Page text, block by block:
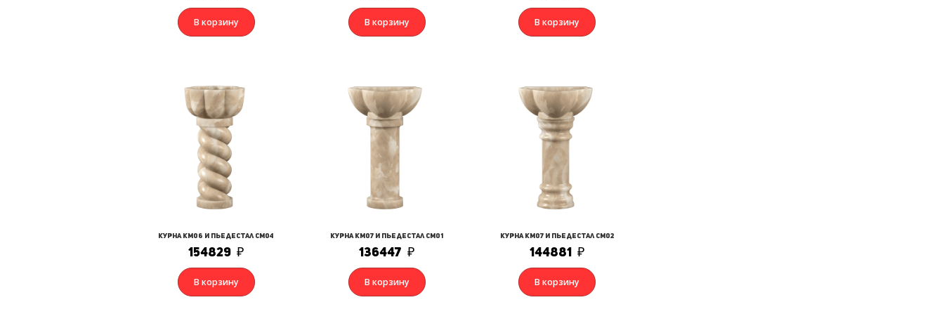
В корзину В корзину В корзину
Курна КМ06 и Пьедестал СМ04
154829 ₽
В корзину
Курна КМ07 и Пьедестал СМ01
136447 ₽
В корзину
Курна КМ07 и Пьедестал СМ02
144881 ₽
В корзину